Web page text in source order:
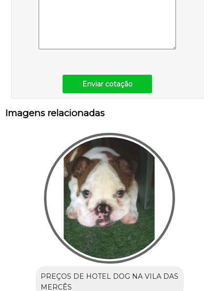
Enviar cotação
Imagens relacionadas
PREÇOS DE HOTEL DOG NA VILA DAS
MERCÊS